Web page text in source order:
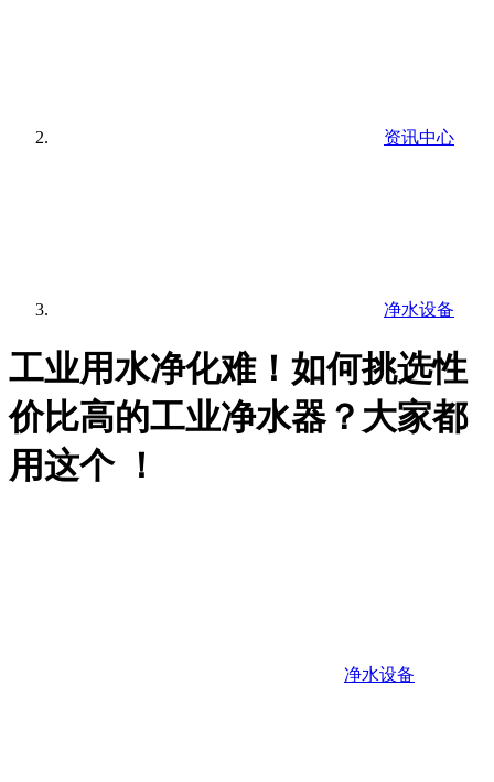
资讯中心
净水设备
工业用水净化难！如何挑选性
价比高的工业净水器？大家都
用这个 ！
净水设备